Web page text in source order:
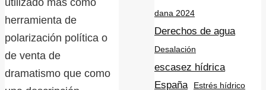
herramienta de
polarización política o
de venta de
dramatismo que como
dana 2024
Derechos de agua
Desalación
escasez hídrica
España
Estrés hídrico